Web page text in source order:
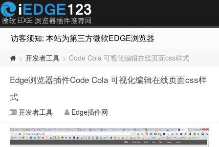
访客须知: 本站为第三方微软EDGE浏览器插件推荐网站，
> 开发者工具 > Code Cola 可视化编辑在线页面css样式
Edge浏览器插件Code Cola 可视化编辑在线页面css样
式
开发者工具 Edge插件网